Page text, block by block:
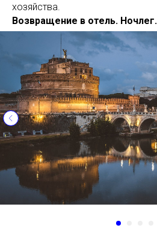
хозяйства.
Возвращение в отель. Ночлег.